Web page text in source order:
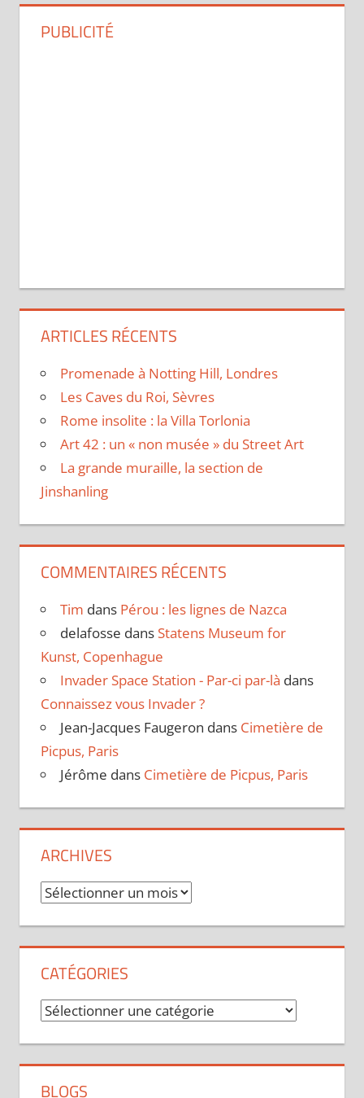
PUBLICITÉ
ARTICLES RÉCENTS
Promenade à Notting Hill, Londres
Les Caves du Roi, Sèvres
Rome insolite : la Villa Torlonia
Art 42 : un « non musée » du Street Art
La grande muraille, la section de
Jinshanling
COMMENTAIRES RÉCENTS
Tim dans Pérou : les lignes de Nazca
delafosse dans Statens Museum for
Kunst, Copenhague
Invader Space Station - Par-ci par-là dans
Connaissez vous Invader ?
Jean-Jacques Faugeron dans Cimetière de
Picpus, Paris
Jérôme dans Cimetière de Picpus, Paris
ARCHIVES
Archives
CATÉGORIES
Catégories
BLOGS